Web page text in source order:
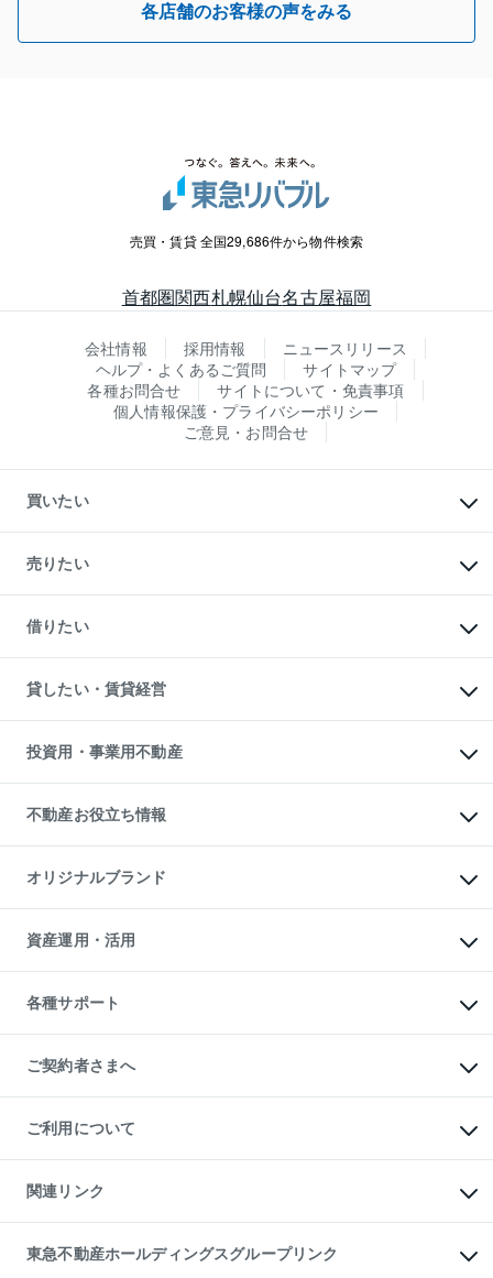
各店舗のお客様の声をみる
売買・賃貸 全国29,686件から物件検索
首都圏関西札幌仙台名古屋福岡
会社情報 採用情報
ニュースリリース
ヘルプ・よくあるご質問
サイトマップ
各種お問合せ
サイトについて・免責事項
個人情報保護・プライバシーポリシー
ご意見・お問合せ
買いたい
新築・分譲マンションの購入
中古マンションの購入
一戸建ての購入
中古一戸建ての購入
不動産購入の流れ
注目キーワード物件特集
購入ガイド
English 繁体中文簡体中文
売りたい
一戸建ての売却・査定
土地の売却・査定
スピードAI査定
不動産査定について
不動産売却の流れ
不動産買換えの流れ
売却ガイド
借りたい
オフィス・店舗の賃貸
借りるときの流れ
借りるガイド
貸したい・賃貸経営
マンション賃料データ
賃貸管理プラン
リロケーションについて
貸すガイド
投資用・事業用不動産
事業用不動産
マンション投資
投資用マンション
アパート経営
収益物件
ビル購入（ビル一棟）
投資用不動産の売却査定
事業用不動産の売却査定
不動産お役立ち情報
マンションライブラリー
人気マンションランキング
暮らしに役立つ不動産メディア
不動産相場・不動産価格情報
不動産コラム・ニュース
不動産用語集
不動産なんでもネット相談室
住まいの税金
オリジナルブランド
一棟リノベーションマンション
L`GENTE（ルジェンテ）
区分リノベーションマンション
投資用一棟レジデンスWELL
不動産小口投資
LEGACIA（レガシア）
資産運用・活用
不動産M&A
アセットマネジメント・出資
各種サポート
相続サポート
リフォームサポート
ご契約者さまへ
ご紹介・再契約特典
入居者様専用-各種ご案内（賃貸）
東急こすもす会「こすもすWeb」
ご利用について
金融商品取引について
東急リバブル ソーシャルメディアポリシー
ご意見・お問い合わせ（金融商品取引専用の相談・お問い合わせ窓口）
ダイレクトメール（郵送物）・Eメールなどの送付停止について
関連リンク
これからご結婚される方に東急百貨店のブライダルクラブ
人材サービスのご用命は 東急リバブルスタッフ株式会社まで
東急不動産ホールディングスグループリンク